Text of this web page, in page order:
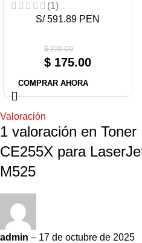
(1)
$220.00
$ 175.00
S/ 591.89 PEN
COMPRAR AHORA
Valoración
1 valoración en Toner
CE255X para
M525
admin – 17 de octubre de 2025